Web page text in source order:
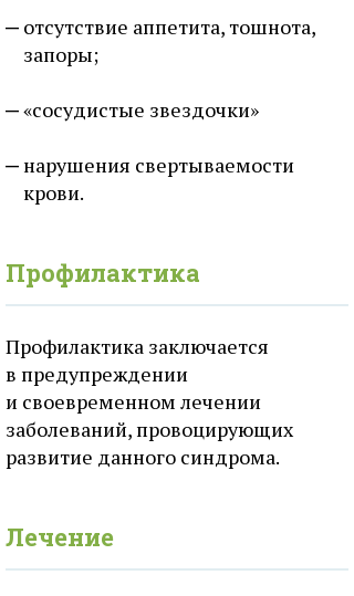
отсутствие аппетита, тошнота,
запоры;
«сосудистые звездочки»
нарушения свертываемости
крови.
Профилактика
Профилактика заключается
в предупреждении
и своевременном лечении
заболеваний, провоцирующих
развитие данного синдрома.
Лечение